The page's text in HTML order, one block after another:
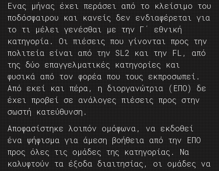
Ενας μήνας έχει περάσει από το κλείσιμο του
ποδόσφαιρου και κανείς δεν ενδιαφέρεται για
το τι μέλει γενέσθαι με την Γ΄ εθνική
κατηγορία. Οι πιέσεις που γίνονται προς την
πολιτεία είναι από την SL2 και την FL, από
της δύο επαγγελματικές κατηγορίες και
φυσικά από τον φορέα που τους εκπροσωπεί.
Από εκεί και πέρα, η διοργανώτρια (ΕΠΟ) δε
έχει προβεί σε ανάλογες πιέσεις προς στην
σωστή κατεύθυνση.
Αποφασίστηκε λοιπόν ομόφωνα, να εκδοθεί
ένα ψήφισμα για άμεση βοήθεια από την ΕΠΟ
προς όλες τις ομάδες της κατηγορίας. Να
καλυφτούν τα έξοδα διαιτησίας, οι ομάδες να